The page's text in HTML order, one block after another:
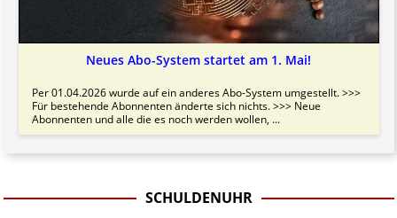
Neues Abo-System startet am 1. Mai!
Per 01.04.2026 wurde auf ein anderes Abo-System umgestellt. >>>
Für bestehende Abonnenten änderte sich nichts. >>> Neue
Abonnenten und alle die es noch werden wollen, ...
SCHULDENUHR